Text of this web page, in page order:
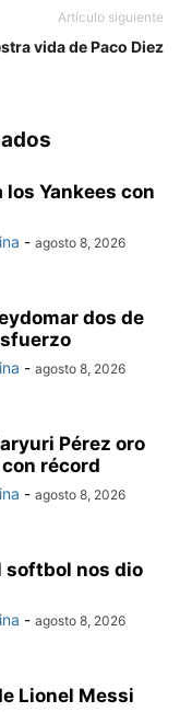
Artículo siguiente
vida de Paco Diez
Yankees con
- agosto 8, 2026
dos de
- agosto 8, 2026
Pérez oro
récord
- agosto 8, 2026
softbol nos dio
- agosto 8, 2026
Lionel Messi